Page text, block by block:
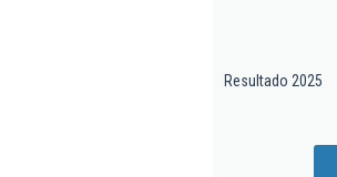
Resultado 2025